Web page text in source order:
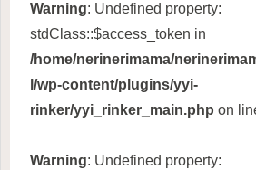
Warning: Undefined property:
stdClass::$access_token in
/home/nerinerimama/
l/wp-content/plugins/yyi-
rinker/yyi_rinker_main.php on
Warning: Undefined property: